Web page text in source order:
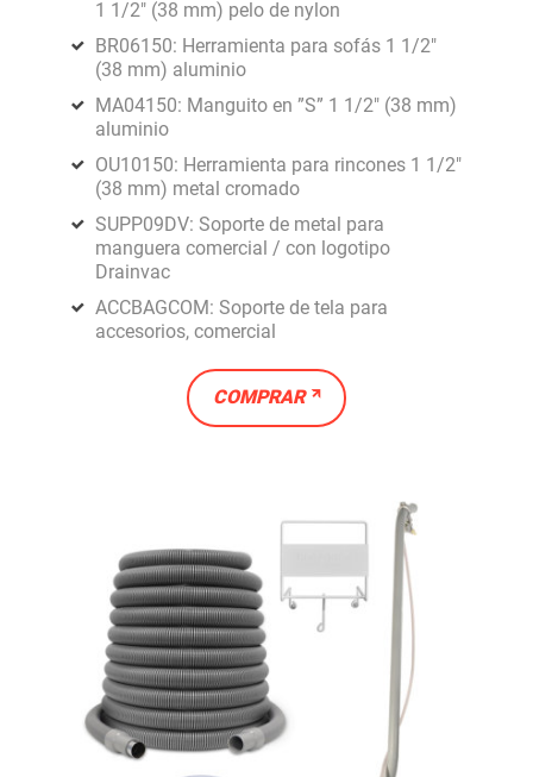
1 1/2" (38 mm) pelo de nylon
BR06150: Herramienta para sofás 1 1/2"
(38 mm) aluminio
MA04150: Manguito en ”S” 1 1/2" (38 mm)
aluminio
OU10150: Herramienta para rincones 1 1/2"
(38 mm) metal cromado
SUPP09DV: Soporte de metal para
manguera comercial / con logotipo
Drainvac
ACCBAGCOM: Soporte de tela para
accesorios, comercial
COMPRAR